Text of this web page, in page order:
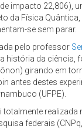
impacto 22,806),
da Física
se sem parar.
pelo professor
história da
girando em
antes destes
(UFPE).
totalmente realizada
federais (CNPq,